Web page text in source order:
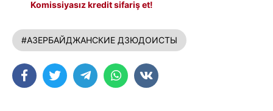
Komissiyasız kredit sifariş et!
#АЗЕРБАЙДЖАНСКИЕ ДЗЮДОИСТЫ